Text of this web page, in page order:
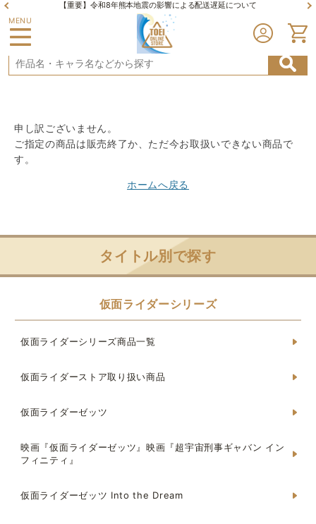
【重要】令和8年熊本地震の影響による配送遅延について
MENU
申し訳ございません。
ご指定の商品は販売終了か、ただ今お取扱いできない商品で
す。
ホームへ戻る
タイトル別で探す
仮面ライダーシリーズ
仮面ライダーシリーズ商品一覧
仮面ライダーストア取り扱い商品
仮面ライダーゼッツ
映画『仮面ライダーゼッツ』映画『超宇宙刑事ギャバン イン
フィニティ』
仮面ライダーゼッツ Into the Dream